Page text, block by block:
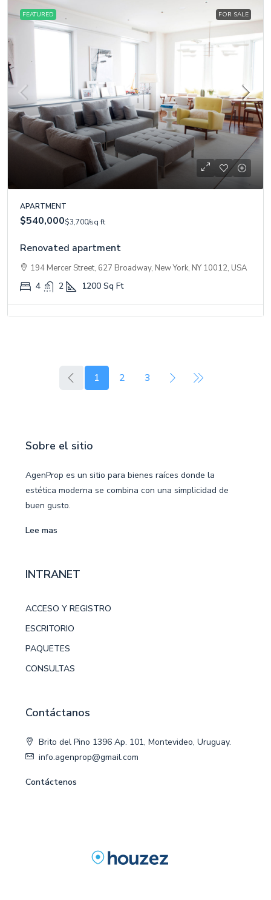
FEATURED FOR SALE
APARTMENT
$540,000$3,700/sq ft
Renovated apartment
194 Mercer Street, 627 Broadway, New York, NY 10012, USA
4 2 1200 Sq Ft
1 2 3
Sobre el sitio
AgenProp es un sitio para bienes raíces donde la
estética moderna se combina con una simplicidad de
buen gusto.
Lee mas
INTRANET
ACCESO Y REGISTRO
ESCRITORIO
PAQUETES
CONSULTAS
Contáctanos
Brito del Pino 1396 Ap. 101, Montevideo, Uruguay.
info.agenprop@gmail.com
Contáctenos